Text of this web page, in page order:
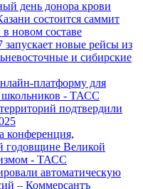
день донора крови
состоится саммит
новом составе
новые рейсы из
и сибирские
платформу для
- ТАСС
подтвердили
годовщине Великой
- ТАСС
автоматическую
– Коммерсантъ